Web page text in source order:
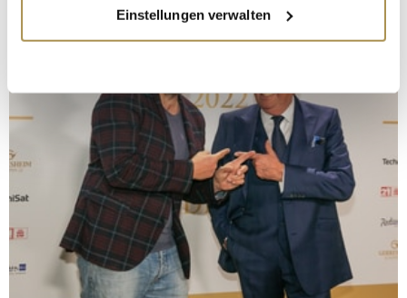
Informationen über Ihre geografische Lage
erfassen, welche bis auf einige Meter genau sein
bestimmten Merkmalen (Fingerprinting) identifizieren
Erfahren Sie mehr darüber, wie Ihre persönlichen Daten
verarbeitet werden, und legen Sie Ihre Präferenzen im
Abschnitt Einzelheitenfest.
Wir verwenden Cookies, um Inhalte und Anzeigen zu
personalisieren, Funktionen für soziale Medien anbieten
zu können und die Zugriffe auf unsere Website zu
analysieren. Außerdem geben wir Informationen zu Ihrer
Einstellungen verwalten